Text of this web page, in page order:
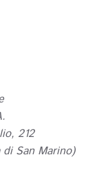
212
San Marino)